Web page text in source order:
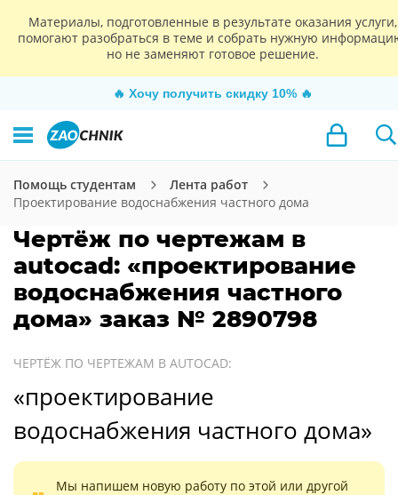
Материалы, подготовленные в результате оказания услуги,
помогают разобраться в теме и собрать нужную
но не заменяют готовое решение.
🔥 Хочу получить скидку 10% 🔥
Помощь студентам
Лента работ
Проектирование водоснабжения частного дома
Чертёж по чертежам в
autocad: «проектирование
водоснабжения частного
дома» заказ № 2890798
ЧЕРТЁЖ ПО ЧЕРТЕЖАМ В AUTOCAD:
«проектирование
водоснабжения частного дома»
Мы напишем новую работу по этой или другой